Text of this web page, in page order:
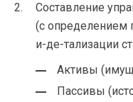
Составление
(с определением
и-де-тализации
Активы
Пассивы